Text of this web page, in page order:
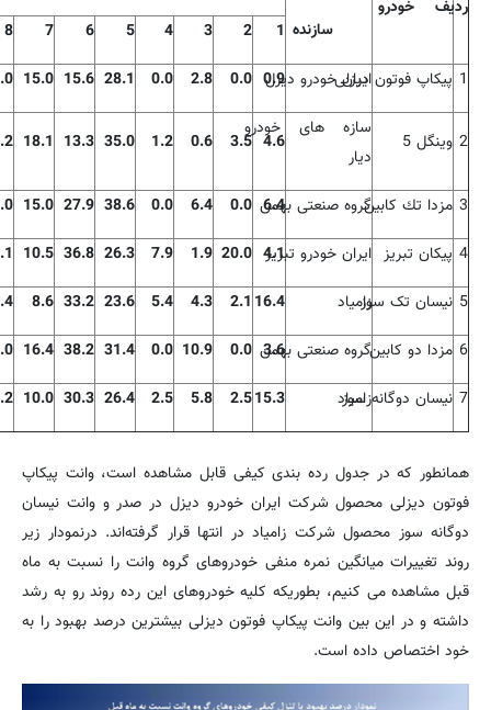
ردیفخودرو
سازنده 1
2
3
4
5
6
7
8
1 پیکاپ فوتون دیزلیایران خودرو دیزل
0.9
0.0
2.8
0.0
28.1
15.6
15.0
2 وینگل 5
سازه های خودرو
دیار
4.6
3.5
0.6
1.2
35.0
13.3
18.1
3 مزدا تك كابینگروه صنعتی بهمن
6.4
0.0
6.4
0.0
38.6
27.9
15.0
4 پیكان تبریز ایران خودرو تبریز
4.1
20.0
1.9
7.9
26.3
36.8
10.5
5 نیسان تک سوززامیاد 16.4
2.1
4.3
5.4
23.6
33.2
8.6
6 مزدا دو كابینگروه صنعتی بهمن
3.6
0.0
10.9
0.0
31.4
38.2
16.4
7 نیسان دوگانه سوز
زامیاد 15.3
2.5
5.8
2.5
26.4
30.3
10.0
همانطور كه در جدول رده بندی كیفی قابل مشاهده است، وانت پیکاپ
فوتون دیزلی محصول شركت ایران خودرو دیزل در صدر و وانت نیسان
دوگانه سوز محصول شرکت زامیاد در انتها قرار گرفته‌اند. درنمودار زیر
روند تغییرات میانگین نمره منفی خودروهای گروه وانت را نسبت به ماه
قبل مشاهده می کنیم، بطوریکه کلیه خودروهای این رده روند رو به رشد
داشته و در این بین وانت پیکاپ فوتون دیزلی بیشترین درصد بهبود را به
خود اختصاص داده است.